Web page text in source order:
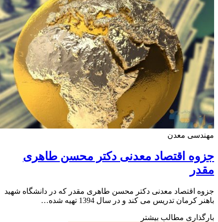
معدن
اقتصاد معدنی دکتر محسن طاهری
اقتصاد معدنی دکتر محسن طاهری مقدر که در دانشگاه شهید
کرمان تدریس می کند و در سال 1394 تهیه شده…
مطالب بیشتر